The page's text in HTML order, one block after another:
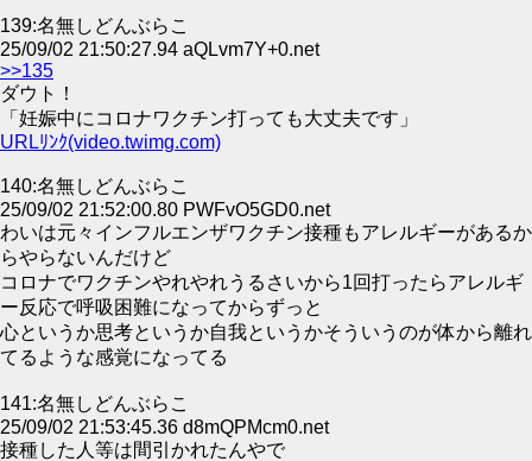
139:名無しどんぶらこ
25/09/02 21:50:27.94 aQLvm7Y+0.net
>>135
ダウト！
「妊娠中にコロナワクチン打っても大丈夫です」
URLﾘﾝｸ(video.twimg.com)
140:名無しどんぶらこ
25/09/02 21:52:00.80 PWFvO5GD0.net
わいは元々インフルエンザワクチン接種もアレルギーがあるか
らやらないんだけど
コロナでワクチンやれやれうるさいから1回打ったらアレルギ
ー反応で呼吸困難になってからずっと
心というか思考というか自我というかそういうのが体から離れ
てるような感覚になってる
141:名無しどんぶらこ
25/09/02 21:53:45.36 d8mQPMcm0.net
接種した人等は間引かれたんやで